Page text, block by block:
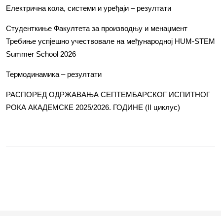
Електрична кола, системи и уређаји – резултати
Студенткиње Факултета за производњу и менаџмент
Требиње успјешно учествовале на међународној HUM-STEM
Summer School 2026
Термодинамика – резултати
РАСПОРЕД ОДРЖАВАЊА СЕПТЕМБАРСКОГ ИСПИТНОГ
РОКА АКАДЕМСКЕ 2025/2026. ГОДИНЕ (II циклус)